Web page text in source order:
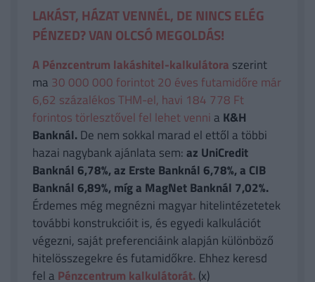
LAKÁST, HÁZAT VENNÉL, DE NINCS ELÉG
PÉNZED? VAN OLCSÓ MEGOLDÁS!
A Pénzcentrum lakáshitel-kalkulátora szerint
ma 30 000 000 forintot 20 éves futamidőre már
6,62 százalékos THM-el, havi 184 778 Ft
forintos törlesztővel fel lehet venni a K&H
Banknál.De nem sokkal marad el ettől a többi
hazai nagybank ajánlata sem:az UniCredit
Banknál 6,78%, az Erste Banknál 6,78%, a CIB
Banknál 6,89%, míg a MagNet Banknál 7,02%.
Érdemes még megnézni magyar hitelintézetetek
további konstrukcióit is, és egyedi kalkulációt
végezni, saját preferenciáink alapján különböző
hitelösszegekre és futamidőkre. Ehhez keresd
fel a Pénzcentrum kalkulátorát. (x)